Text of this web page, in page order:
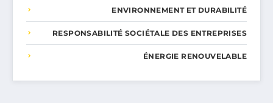
ENVIRONNEMENT ET DURABILITÉ
RESPONSABILITÉ SOCIÉTALE DES ENTREPRISES
ÉNERGIE RENOUVELABLE